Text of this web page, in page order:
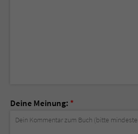
Deine Meinung: *